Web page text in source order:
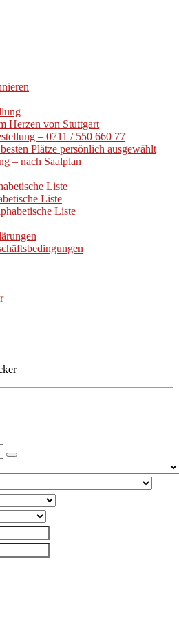
Herzen von Stuttgart
– 0711 / 550 660 77
Plätze persönlich ausgewählt
– nach Saalplan
Liste
Liste
Liste